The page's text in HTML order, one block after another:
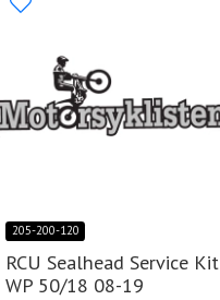
205-200-120
RCU Sealhead Service Kit
WP 50/18 08-19